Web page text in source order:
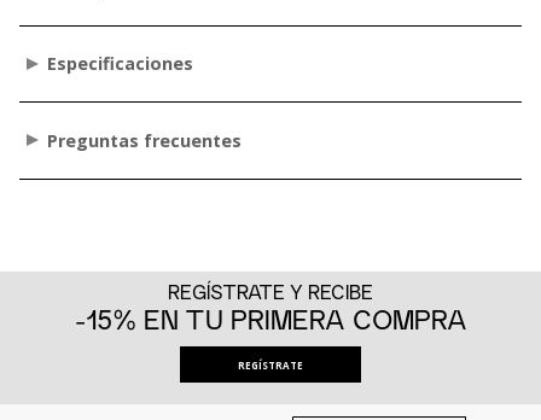
Especificaciones
Preguntas frecuentes
REGÍSTRATE Y RECIBE
-15% EN TU PRIMERA COMPRA
REGÍSTRATE